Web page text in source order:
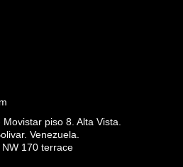
piso 8. Alta Vista.
Venezuela.
170 terrace